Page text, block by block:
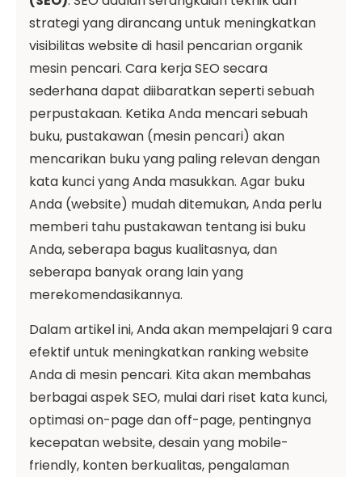
strategi yang dirancang untuk meningkatkan
visibilitas website di hasil pencarian organik
mesin pencari. Cara kerja SEO secara
sederhana dapat diibaratkan seperti sebuah
perpustakaan. Ketika Anda mencari sebuah
buku, pustakawan (mesin pencari) akan
mencarikan buku yang paling relevan dengan
kata kunci yang Anda masukkan. Agar buku
Anda (website) mudah ditemukan, Anda perlu
memberi tahu pustakawan tentang isi buku
Anda, seberapa bagus kualitasnya, dan
seberapa banyak orang lain yang
merekomendasikannya.
Dalam artikel ini, Anda akan mempelajari 9 cara
efektif untuk meningkatkan ranking website
Anda di mesin pencari. Kita akan membahas
berbagai aspek SEO, mulai dari riset kata kunci,
optimasi on-page dan off-page, pentingnya
kecepatan website, desain yang mobile-
friendly, konten berkualitas, pengalaman